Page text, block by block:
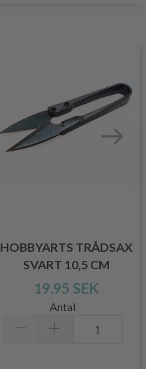
HOBBYARTS TRÅDSAX
SVART 10,5 CM
19.95 SEK
Antal